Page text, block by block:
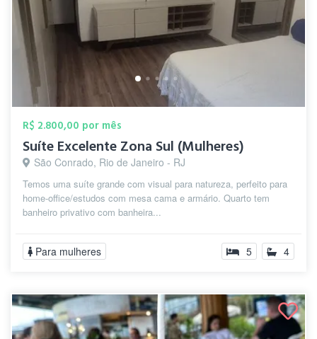
R$ 2.800,00 por mês
Suíte Excelente Zona Sul (Mulheres)
São Conrado, Rio de Janeiro - RJ
Temos uma suíte grande com visual para natureza, perfeito para
home-office/estudos com mesa cama e armário. Quarto tem
banheiro privativo com banheira...
Para mulheres 5 4